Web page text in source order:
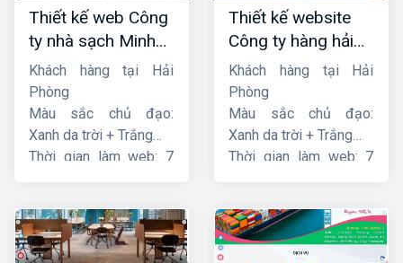
Thiết kế web Công
ty nhà sạch Minh
Dương
Khách hàng tại Hải
Phòng
Màu sắc chủ đạo:
Xanh da trời + Trắng
Thời gian làm web: 7
Thiết kế website
Công ty hàng hải
liên minh
Khách hàng tại Hải
Phòng
Màu sắc chủ đạo:
Xanh da trời + Trắng
Thời gian làm web: 7